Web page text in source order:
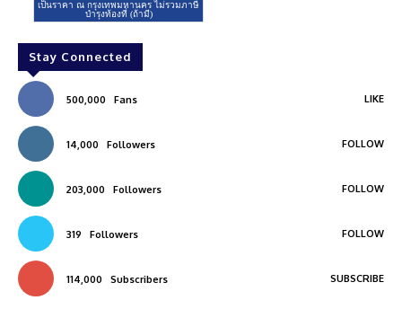
Stay Connected
500,000 Fans LIKE
14,000 Followers FOLLOW
203,000 Followers FOLLOW
319 Followers FOLLOW
114,000 Subscribers SUBSCRIBE